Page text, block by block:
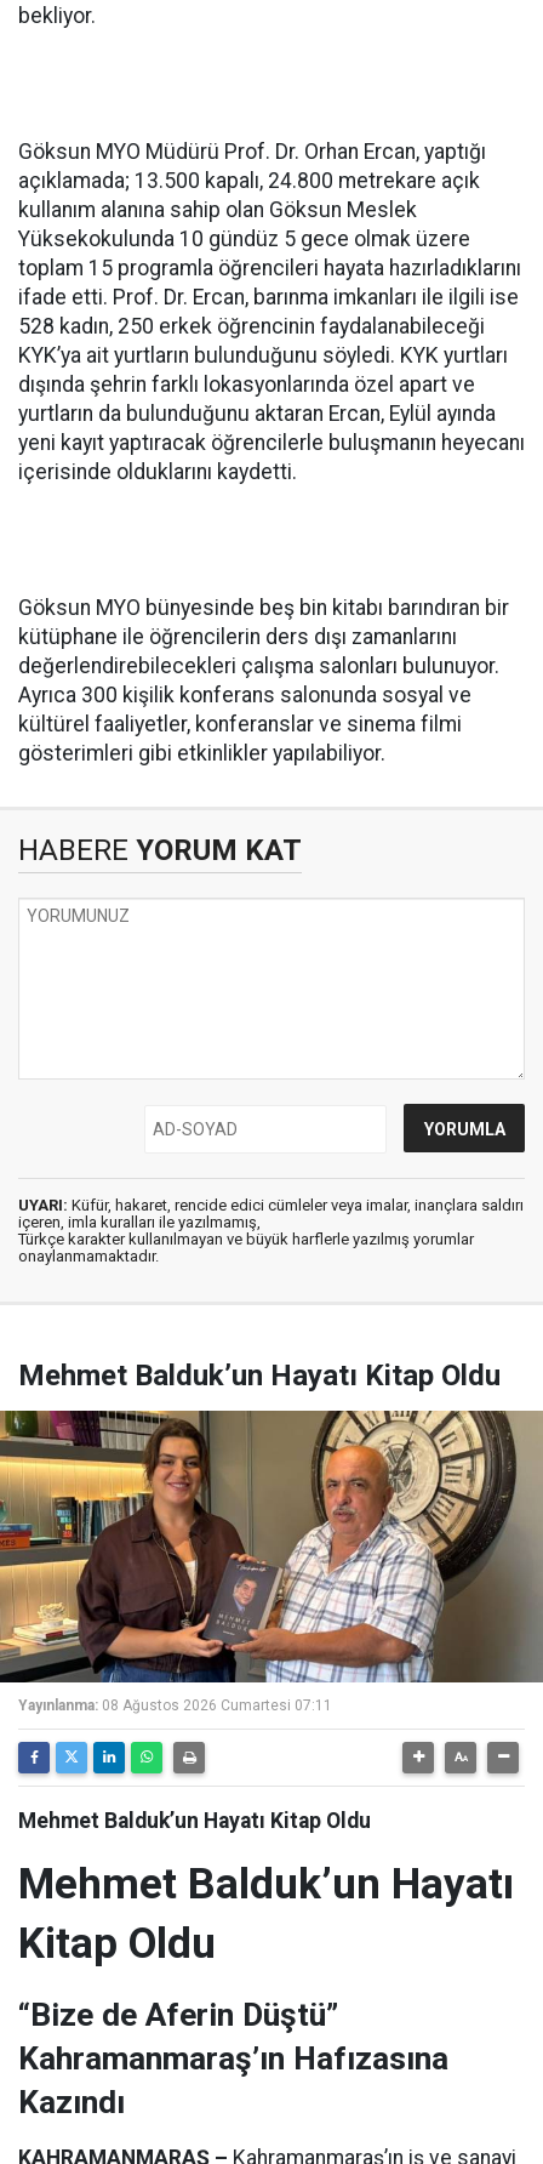
bekliyor.
Göksun MYO Müdürü Prof. Dr. Orhan Ercan, yaptığı
açıklamada; 13.500 kapalı, 24.800 metrekare açık
kullanım alanına sahip olan Göksun Meslek
Yüksekokulunda 10 gündüz 5 gece olmak üzere
toplam 15 programla öğrencileri hayata hazırladıklarını
ifade etti. Prof. Dr. Ercan, barınma imkanları ile ilgili ise
528 kadın, 250 erkek öğrencinin faydalanabileceği
KYK’ya ait yurtların bulunduğunu söyledi. KYK yurtları
dışında şehrin farklı lokasyonlarında özel apart ve
yurtların da bulunduğunu aktaran Ercan, Eylül ayında
yeni kayıt yaptıracak öğrencilerle buluşmanın heyecanı
içerisinde olduklarını kaydetti.
Göksun MYO bünyesinde beş bin kitabı barındıran bir
kütüphane ile öğrencilerin ders dışı zamanlarını
değerlendirebilecekleri çalışma salonları bulunuyor.
Ayrıca 300 kişilik konferans salonunda sosyal ve
kültürel faaliyetler, konferanslar ve sinema filmi
gösterimleri gibi etkinlikler yapılabiliyor.
HABERE YORUM KAT
UYARI: Küfür, hakaret, rencide edici cümleler veya imalar, inançlara saldırı
içeren, imla kuralları ile yazılmamış,
Türkçe karakter kullanılmayan ve büyük harflerle yazılmış yorumlar
onaylanmamaktadır.
Mehmet Balduk’un Hayatı Kitap Oldu
Yayınlanma: 08 Ağustos 2026 Cumartesi 07:11
Mehmet Balduk’un Hayatı Kitap Oldu
Mehmet Balduk’un Hayatı
Kitap Oldu
“Bize de Aferin Düştü”
Kahramanmaraş’ın Hafızasına
Kazındı
KAHRAMANMARAŞ – Kahramanmaraş’ın iş ve sanayi